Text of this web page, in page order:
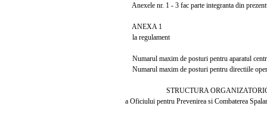
Anexele nr. 1 - 3 fac parte integranta din
ANEXA 1
la regulament
Numarul maxim de posturi pentru aparatul
Numarul maxim de posturi pentru directiile
STRUCTURA
a Oficiului pentru Prevenirea si Combaterea